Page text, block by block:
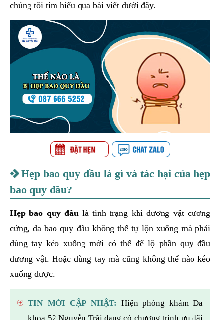
chúng tôi tìm hiểu qua bài viết dưới đây.
Hẹp bao quy đầu là gì và tác hại của hẹp
bao quy đầu?
Hẹp bao quy đầu là tình trạng khi dương vật cương
cứng, da bao quy đầu không thể tự lộn xuống mà phải
dùng tay kéo xuống mới có thể để lộ phần quy đầu
dương vật. Hoặc dùng tay mà cũng không thể nào kéo
xuống được.
TIN MỚI CẬP NHẬT: Hiện phòng khám Đa
khoa 52 Nguyễn Trãi đang có chương trình ưu đãi